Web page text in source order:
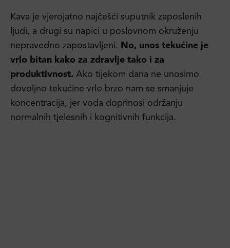
Kava je vjerojatno najčešći suputnik zaposlenih
ljudi, a drugi su napici u poslovnom okruženju
nepravedno zapostavljeni. No, unos tekućine je
vrlo bitan kako za zdravlje tako i za
produktivnost. Ako tijekom dana ne unosimo
dovoljno tekućine vrlo brzo nam se smanjuje
koncentracija, jer voda doprinosi održanju
normalnih tjelesnih i kognitivnih funkcija.